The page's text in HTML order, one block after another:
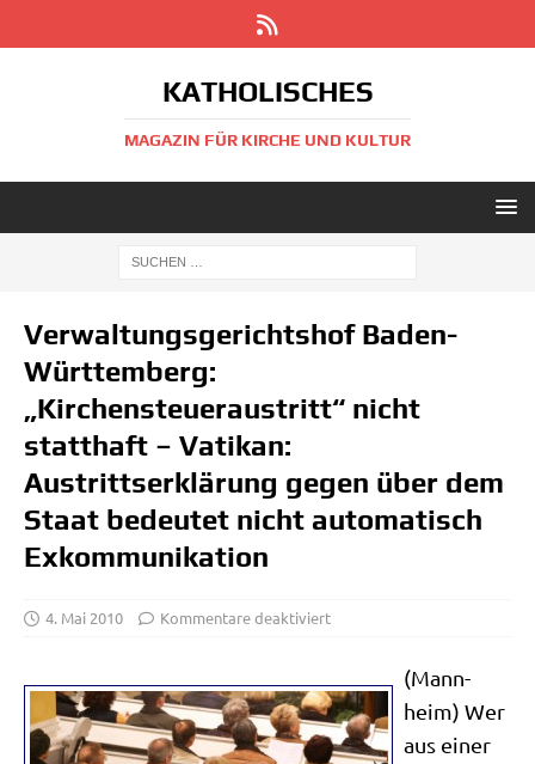
KATHOLISCHES
MAGAZIN FÜR KIRCHE UND KULTUR
Verwaltungsgerichtshof Baden-
Württemberg:
„Kirchensteueraustritt“ nicht
statthaft – Vatikan:
Austrittserklärung gegen über dem
Staat bedeutet nicht automatisch
Exkommunikation
4. Mai 2010 Kommentare deaktiviert
(Mann­
heim) Wer
aus einer